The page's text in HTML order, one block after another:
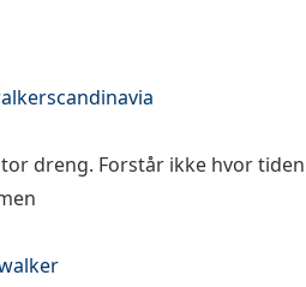
dreng. Forstår ikke hvor
🌼